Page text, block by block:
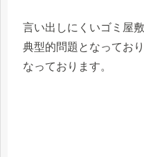
言い出しにくいゴミ屋
典型的問題となってお
なっております。